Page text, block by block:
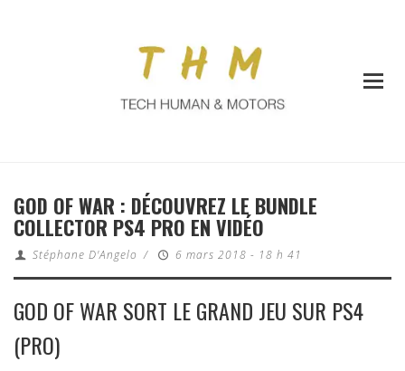
GOD OF WAR : DÉCOUVREZ LE BUNDLE
COLLECTOR PS4 PRO EN VIDÉO
Stéphane D'Angelo / 6 mars 2018 - 18 h 41
GOD OF WAR SORT LE GRAND JEU SUR PS4
(PRO)